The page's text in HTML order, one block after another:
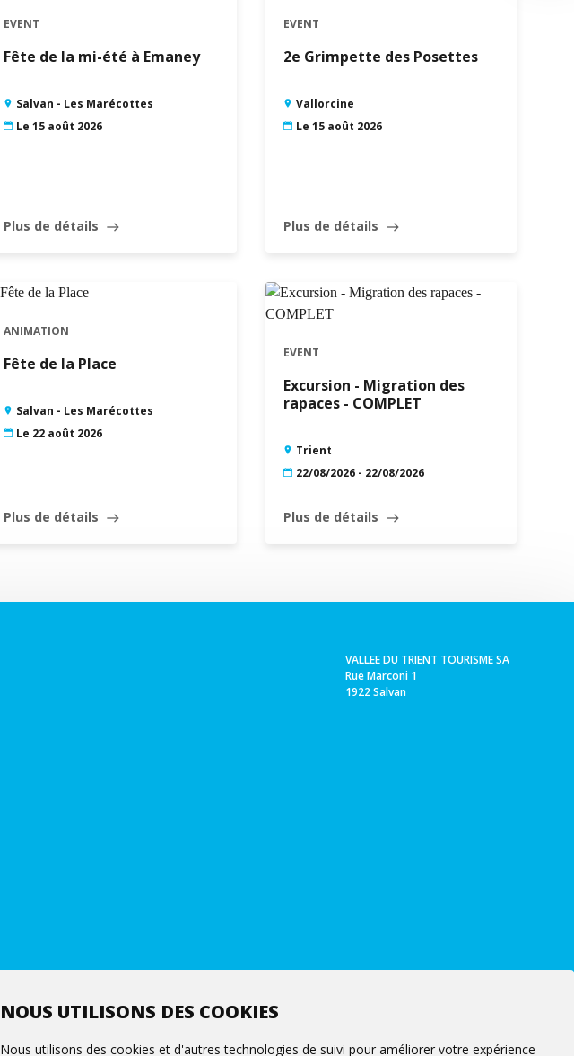
NOUS UTILISONS DES COOKIES
Nous utilisons des cookies et d'autres technologies de suivi pour améliorer votre expérience
EVENT
Fête de la mi-été à Emaney
Salvan - Les Marécottes
Le 15 août 2026
Plus de détails east
EVENT
2e Grimpette des Posettes
Vallorcine
Le 15 août 2026
Plus de détails east
ANIMATION
Fête de la Place
Salvan - Les Marécottes
Le 22 août 2026
Plus de détails east
EVENT
Excursion - Migration des
rapaces - COMPLET
Trient
22/08/2026 - 22/08/2026
Plus de détails east
VALLEE DU TRIENT TOURISME SA
Rue Marconi 1
1922 Salvan